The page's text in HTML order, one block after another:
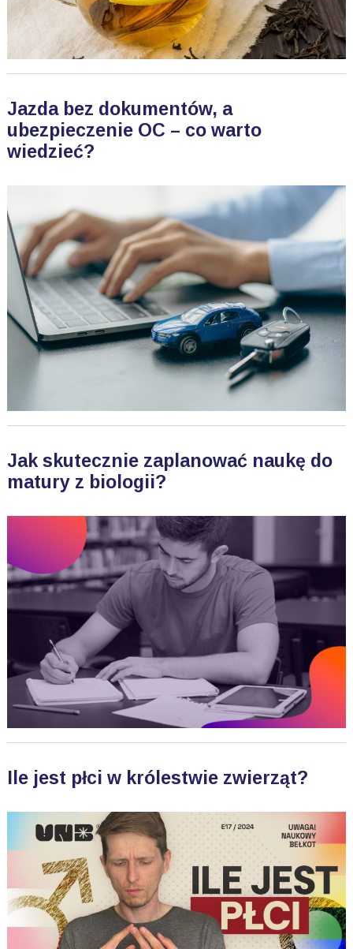
Jazda bez dokumentów, a
ubezpieczenie OC – co warto
wiedzieć?
Jak skutecznie zaplanować naukę do
matury z biologii?
Ile jest płci w królestwie zwierząt?